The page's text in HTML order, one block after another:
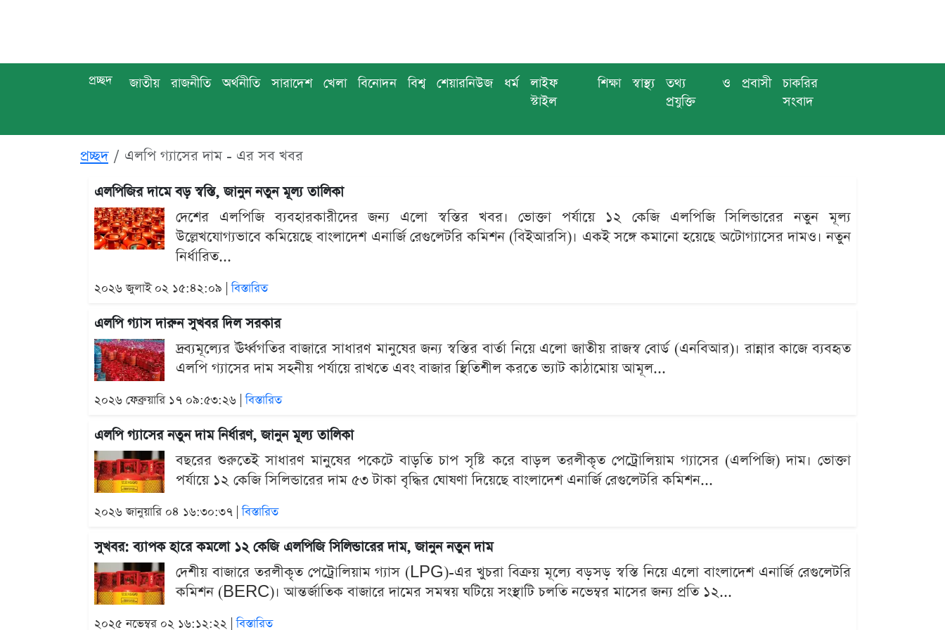
প্রচ্ছদ জাতীয় রাজনীতি অর্থনীতি সারাদেশ খেলা বিনোদন বিশ্ব শেয়ারনিউজ ধর্ম
লাইফ
স্টাইল
শিক্ষা স্বাস্থ্য
তথ্য ও
প্রযুক্তি
প্রবাসী
চাকরির
সংবাদ
প্রচ্ছদ এলপি গ্যাসের দাম - এর সব খবর
এলপিজির দামে বড় স্বস্তি, জানুন নতুন মূল্য তালিকা
দেশের এলপিজি ব্যবহারকারীদের জন্য এলো স্বস্তির খবর। ভোক্তা পর্যায়ে ১২ কেজি এলপিজি সিলিন্ডারের নতুন মূল্য
উল্লেখযোগ্যভাবে কমিয়েছে বাংলাদেশ এনার্জি রেগুলেটরি কমিশন (বিইআরসি)। একই সঙ্গে কমানো হয়েছে অটোগ্যাসের দামও। নতুন
নির্ধারিত...
২০২৬ জুলাই ০২ ১৫:৪২:০৯ |বিস্তারিত
এলপি গ্যাস দারুন সুখবর দিল সরকার
দ্রব্যমূল্যের ঊর্ধ্বগতির বাজারে সাধারণ মানুষের জন্য স্বস্তির বার্তা নিয়ে এলো জাতীয় রাজস্ব বোর্ড (এনবিআর)। রান্নার কাজে ব্যবহৃত
এলপি গ্যাসের দাম সহনীয় পর্যায়ে রাখতে এবং বাজার স্থিতিশীল করতে ভ্যাট কাঠামোয় আমূল...
২০২৬ ফেব্রুয়ারি ১৭ ০৯:৫৩:২৬ |বিস্তারিত
এলপি গ্যাসের নতুন দাম নির্ধারণ, জানুন মূল্য তালিকা
বছরের শুরুতেই সাধারণ মানুষের পকেটে বাড়তি চাপ সৃষ্টি করে বাড়ল তরলীকৃত পেট্রোলিয়াম গ্যাসের (এলপিজি) দাম। ভোক্তা
পর্যায়ে ১২ কেজি সিলিন্ডারের দাম ৫৩ টাকা বৃদ্ধির ঘোষণা দিয়েছে বাংলাদেশ এনার্জি রেগুলেটরি কমিশন...
২০২৬ জানুয়ারি ০৪ ১৬:৩০:৩৭ |বিস্তারিত
সুখবর: ব্যাপক হারে কমলো ১২ কেজি এলপিজি সিলিন্ডারের দাম, জানুন নতুন দাম
দেশীয় বাজারে তরলীকৃত পেট্রোলিয়াম গ্যাস (LPG)-এর খুচরা বিক্রয় মূল্যে বড়সড় স্বস্তি নিয়ে এলো বাংলাদেশ এনার্জি রেগুলেটরি
কমিশন (BERC)। আন্তর্জাতিক বাজারে দামের সমন্বয় ঘটিয়ে সংস্থাটি চলতি নভেম্বর মাসের জন্য প্রতি ১২...
২০২৫ নভেম্বর ০২ ১৬:১২:২২ |বিস্তারিত